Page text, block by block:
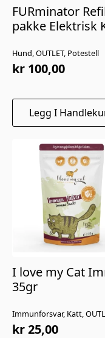
Hund, OUTLET, Potestell
FURminator
pakke Elektrisk
kr 100,00
Legg I
Immunforsvar, Katt,
I love my Cat
35gr
kr25,00